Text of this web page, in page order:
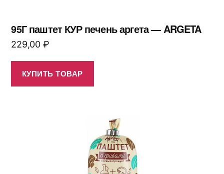
95Г паштет КУР печень аргета — ARGETA
229,00 ₽
КУПИТЬ ТОВАР